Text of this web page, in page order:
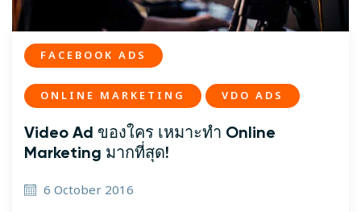
FACEBOOK ADS
ONLINE MARKETING VDO ADS
Video Ad ของใคร เหมาะทำ Online
Marketing มากที่สุด!
6 October 2016